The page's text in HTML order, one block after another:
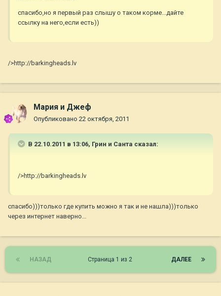
спасибо,но я первый раз слышу о таком корме...дайте
ссылку на него,если есть))
/>http://barkingheads.lv
Мария и Джеф
Опубликовано 22 октября, 2011
В 22.10.2011 в 13:06, Грин и Санта сказал:
/>http://barkingheads.lv
спасибо)))только где купить можно я так и не нашла)))только
через интернет наверно...
НАЗАД ДАЛЕЕ
Страница 1 из 2